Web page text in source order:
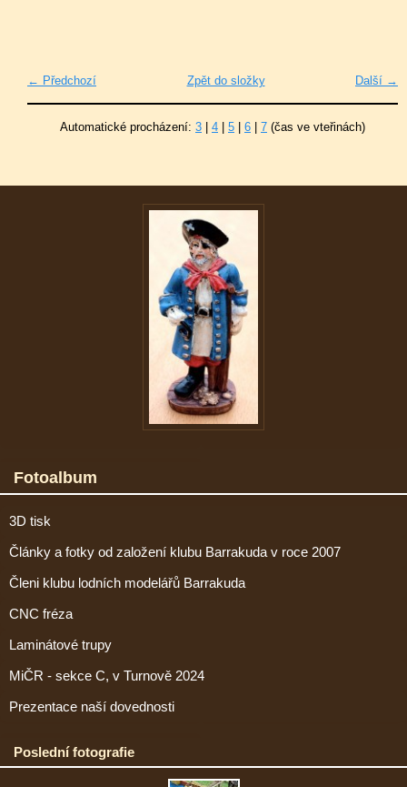
← Předchozí Další →
Zpět do složky
Automatické procházení: 3 4 5 6 7 (čas ve vteřinách)
Fotoalbum
3D tisk
Články a fotky od založení klubu Barrakuda v roce 2007
Členi klubu lodních modelářů Barrakuda
CNC fréza
Laminátové trupy
MiČR - sekce C, v Turnově 2024
Prezentace naší dovednosti
Poslední fotografie